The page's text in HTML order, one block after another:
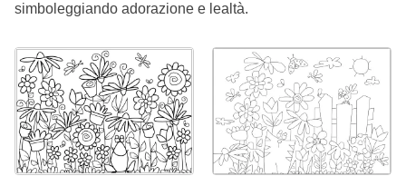
simboleggiando adorazione e lealtà.